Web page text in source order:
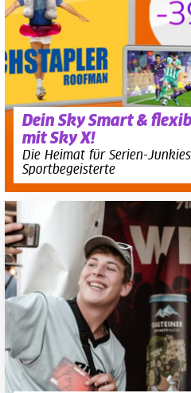
Dein Sky Smart &
mit Sky X!
Die Heimat für Serien-
Sportbegeisterte